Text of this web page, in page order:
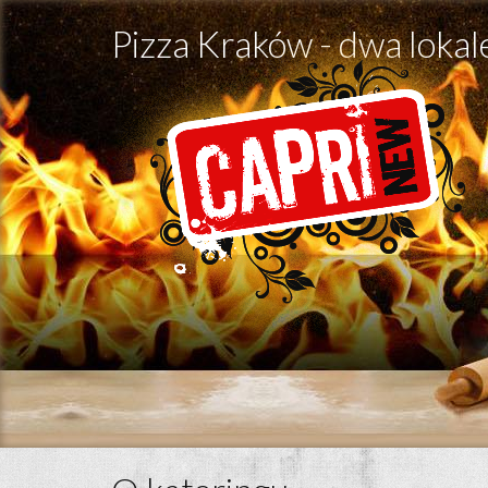
Pizza Kraków - dwa